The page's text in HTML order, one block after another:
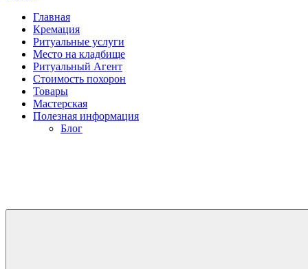
Главная
Кремация
Ритуальные услуги
Место на кладбище
Ритуальный Агент
Стоимость похорон
Товары
Мастерская
Полезная информация
Блог